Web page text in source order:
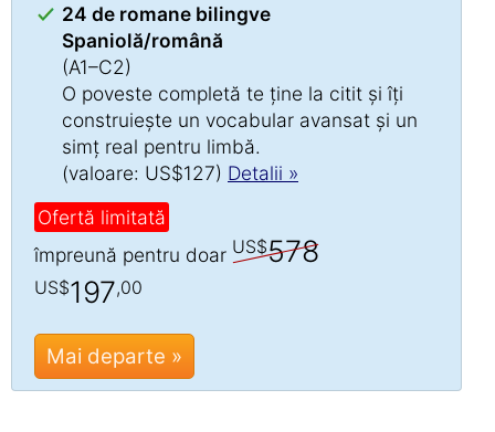
24 de romane bilingve
Spaniolă/română
(A1–C2)
O poveste completă te ține la citit și îți
construiește un vocabular avansat și un
simț real pentru limbă.
(valoare: US$127) Detalii »
Ofertă limitată
împreună pentru doar US$578
US$197,00
Mai departe »